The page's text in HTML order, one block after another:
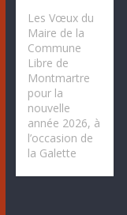
Les Vœux du
Maire de la
Commune
Libre de
Montmartre
pour la
nouvelle
année 2026, à
l’occasion de
la Galette